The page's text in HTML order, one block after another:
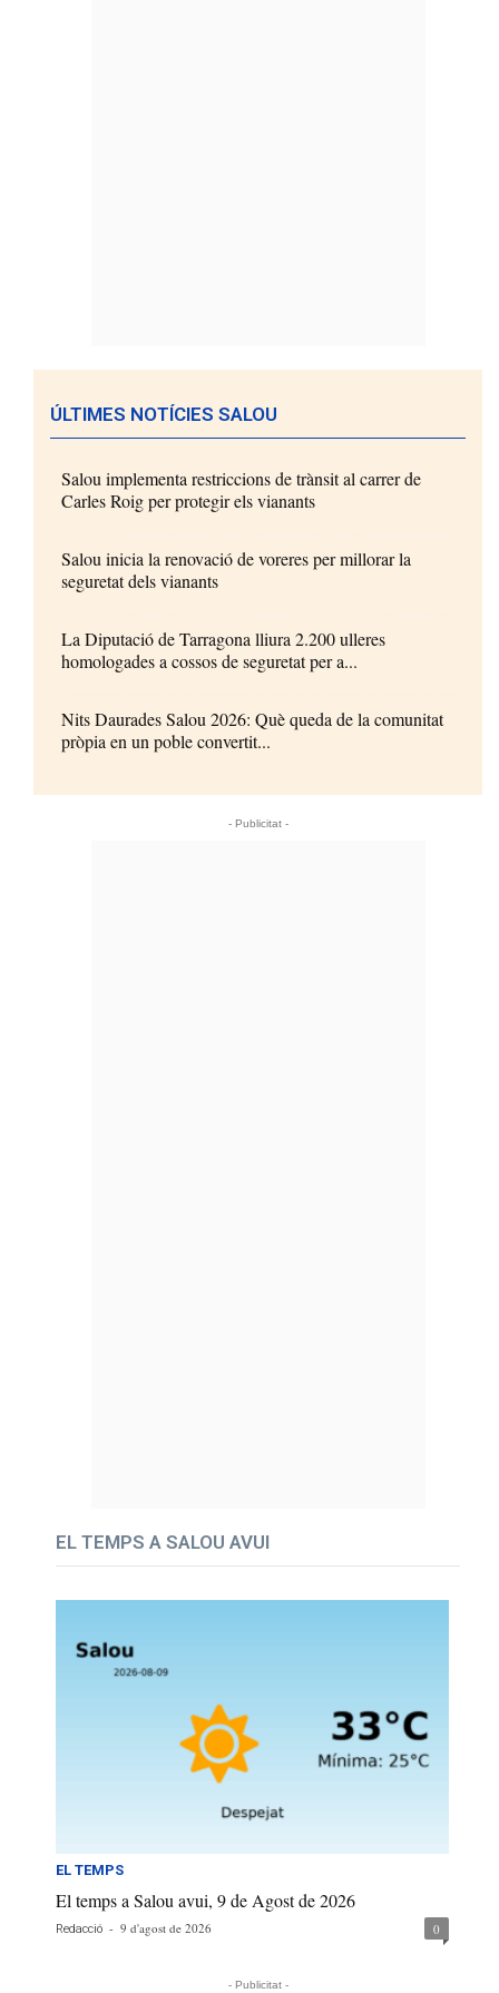
ÚLTIMES NOTÍCIES SALOU
Salou implementa restriccions de trànsit al carrer de
Carles Roig per protegir els vianants
Salou inicia la renovació de voreres per millorar la
seguretat dels vianants
La Diputació de Tarragona lliura 2.200 ulleres
homologades a cossos de seguretat per a...
Nits Daurades Salou 2026: Què queda de la comunitat
pròpia en un poble convertit...
- Publicitat -
EL TEMPS A SALOU AVUI
EL TEMPS
El temps a Salou avui, 9 de Agost de 2026
Redacció - 9 d'agost de 2026 0
- Publicitat -